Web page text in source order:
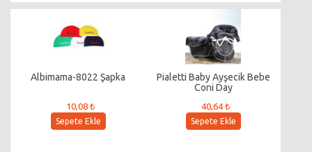
Albimama-8022 Şapka
10,08 ₺
Sepete Ekle
Pialetti Baby Ayşecik Bebe
Coni Day
40,64 ₺
Sepete Ekle